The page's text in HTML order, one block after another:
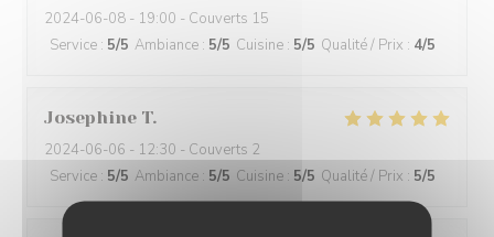
2024-06-08 - 19:00 - Couverts 15
Service : 5/5 Ambiance : 5/5 Cuisine : 5/5 Qualité / Prix : 4/5
Josephine T
2024-06-06 - 12:30 - Couverts 2
Service : 5/5 Ambiance : 5/5 Cuisine : 5/5 Qualité / Prix : 5/5